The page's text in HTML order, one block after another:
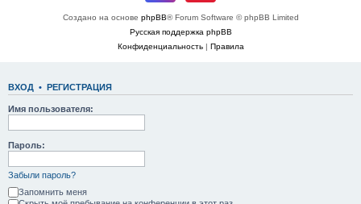
Создано на основе phpBB® Forum Software © phpBB Limited
Русская поддержка phpBB
Конфиденциальность| Правила
ВХОД • РЕГИСТРАЦИЯ
Имя пользователя:
Пароль:
Забыли пароль?
Запомнить меня